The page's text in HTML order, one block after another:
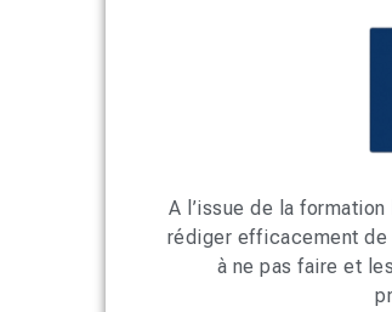
A l’issue de la
rédiger efficacement de
à ne pas faire et